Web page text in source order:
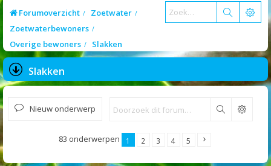
Forumoverzicht
Zoetwater
Zoetwaterbewoners
Overige bewoners
Slakken
Slakken
Nieuw onderwerp Zoek
83 onderwerpen 1 2 3 4 5